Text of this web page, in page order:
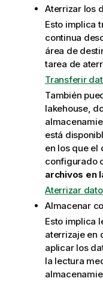
Aterrizar los
Esto implica
continua
área de
tarea de
Transferir
También
lakehouse,
está
en los que el
configurado
archivos en
Aterrizar
Almacenar
Esto implica
aterrizaje en
aplicar los
la lectura